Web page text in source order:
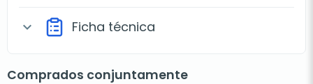
expand_more Ficha técnica
Comprados conjuntamente